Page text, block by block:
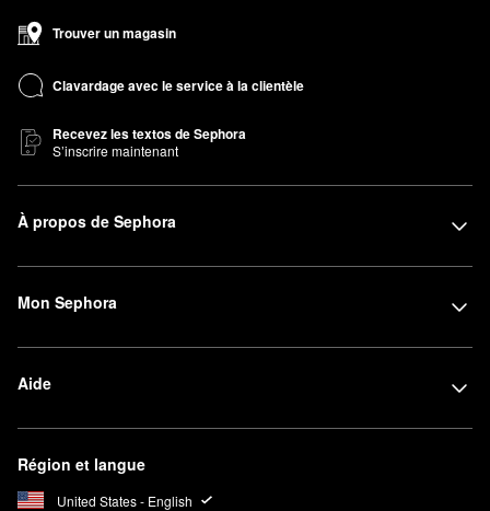
Trouver un magasin
Clavardage avec le service à la clientèle
Recevez les textos de Sephora
S’inscrire maintenant
À propos de Sephora
Mon Sephora
Aide
Région et langue
United States - English